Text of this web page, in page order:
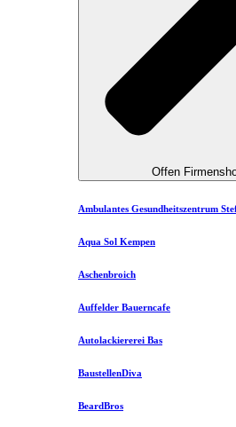
Offen
Ambulantes Gesundheitszentrum
Aqua Sol Kempen
Aschenbroich
Auffelder Bauerncafe
Autolackiererei Bas
BaustellenDiva
BeardBros